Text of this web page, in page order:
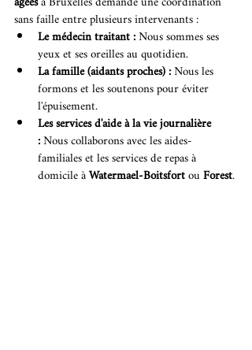
sans faille entre plusieurs intervenants :
Le médecin traitant : Nous sommes ses
yeux et ses oreilles au quotidien.
La famille (aidants proches) : Nous les
formons et les soutenons pour éviter
l'épuisement.
Les services d'aide à la vie journalière
: Nous collaborons avec les aides-
familiales et les services de repas à
domicile à Watermael-Boitsfort ou Forest.